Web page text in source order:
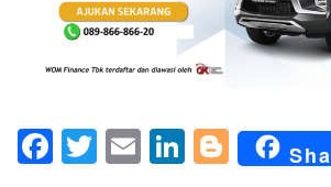
Facebook
Twitter
EmailLinkedIn